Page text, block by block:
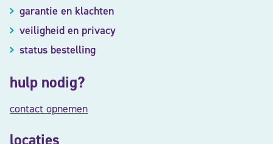
garantie en klachten
veiligheid en privacy
status bestelling
hulp nodig?
contact opnemen